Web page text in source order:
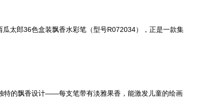
太郎36色盒装飘香水彩笔（型号R072034），正是一款集
特的飘香设计——每支笔带有淡雅果香，能激发儿童的绘画